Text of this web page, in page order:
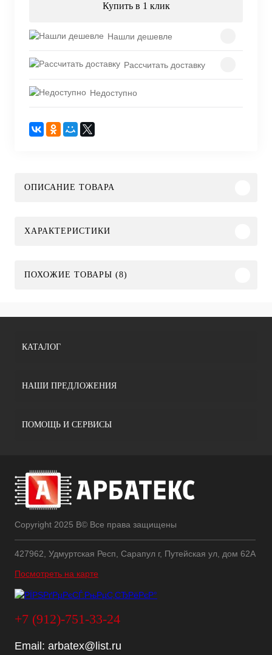
Купить в 1 клик
Нашли дешевле
Рассчитать доставку
Недоступно
ОПИСАНИЕ ТОВАРА
ХАРАКТЕРИСТИКИ
ПОХОЖИЕ ТОВАРЫ (8)
КАТАЛОГ
НАШИ ПРЕДЛОЖЕНИЯ
ПОМОЩЬ И СЕРВИСЫ
Copyright 2025 В© Все права защищены
427962, Удмуртская Респ, Сарапул г, Путейская ул, дом 62А
Посмотреть на карте
+7 (912)-751-33-24
Email: arbatex@list.ru